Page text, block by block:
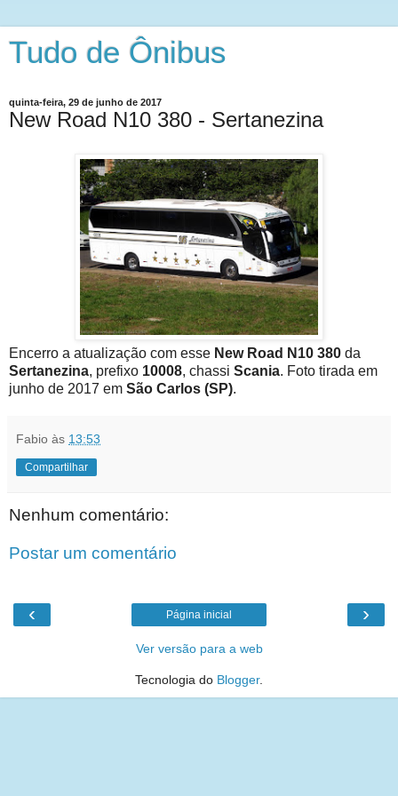
Tudo de Ônibus
quinta-feira, 29 de junho de 2017
New Road N10 380 - Sertanezina
Encerro a atualização com esse New Road N10 380 da
Sertanezina, prefixo 10008, chassi Scania. Foto tirada em
junho de 2017 em São Carlos (SP).
Fabio às 13:53
Compartilhar
Nenhum comentário:
Postar um comentário
‹ ›
Página inicial
Ver versão para a web
Tecnologia do Blogger.